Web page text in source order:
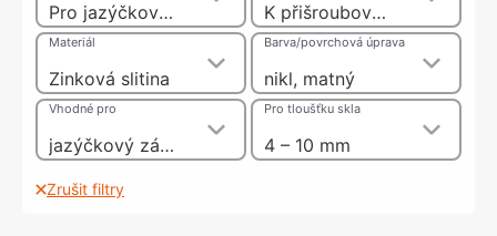
Pro jazýčkový zámek pro skleněné dveře, pro dvojité dveře K přišroubování
Zinková slitina
Materiál
nikl, matný
Barva/povrchová úprava
jazýčkový zámek pro skleněné dveře s vložkou s pinovými stavítky, dvojité dveře
Vhodné pro
4 – 10 mm
Pro tloušťku skla
Zrušit filtry